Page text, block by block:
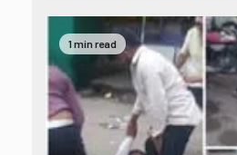
1 min read